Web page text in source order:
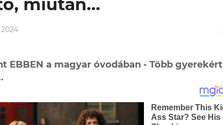
miután...
EBBEN a magyar óvodában - Több gyerekért